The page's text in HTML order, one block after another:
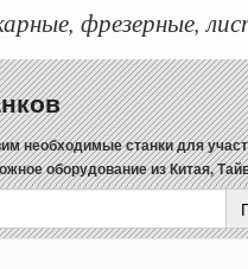
фрезерные,
необходимые станки для
оборудование из Китая,